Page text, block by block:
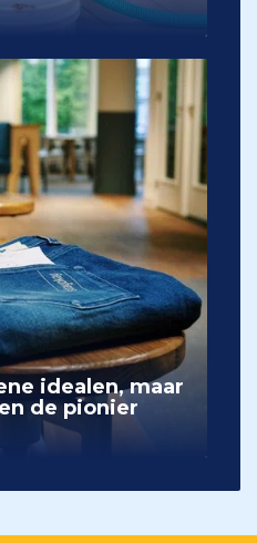
idealen, maar
de pionier